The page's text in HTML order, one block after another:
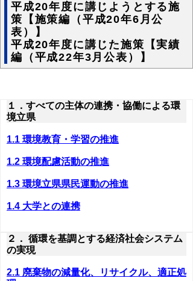
平成20年度に講じようとする施
策【施策編（平成20年6月公
表）】
平成20年度に講じた施策【実績
編（平成22年3月公表）】
１．すべての主体の連携・協働による環
境立県
1.1 環境教育・学習の推進
1.2 環境配慮活動の推進
1.3 環境立県県民運動の推進
1.4 大学との連携
２． 循環を基調とする経済社会システム
の実現
2.1 廃棄物の減量化、リサイクル、適正処